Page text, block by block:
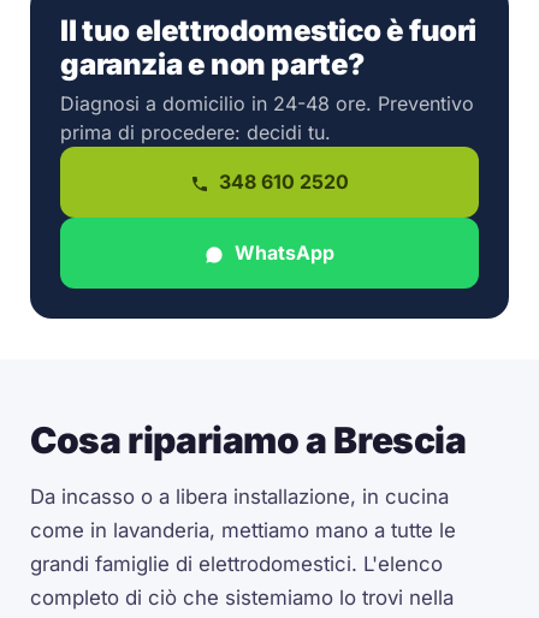
Il tuo elettrodomestico è fuori
garanzia e non parte?
Diagnosi a domicilio in 24-48 ore. Preventivo
prima di procedere: decidi tu.
348 610 2520
WhatsApp
Cosa ripariamo a Brescia
Da incasso o a libera installazione, in cucina
come in lavanderia, mettiamo mano a tutte le
grandi famiglie di elettrodomestici. L'elenco
completo di ciò che sistemiamo lo trovi nella